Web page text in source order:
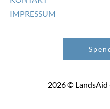
IMPRESSUM
2026 © LandsAid